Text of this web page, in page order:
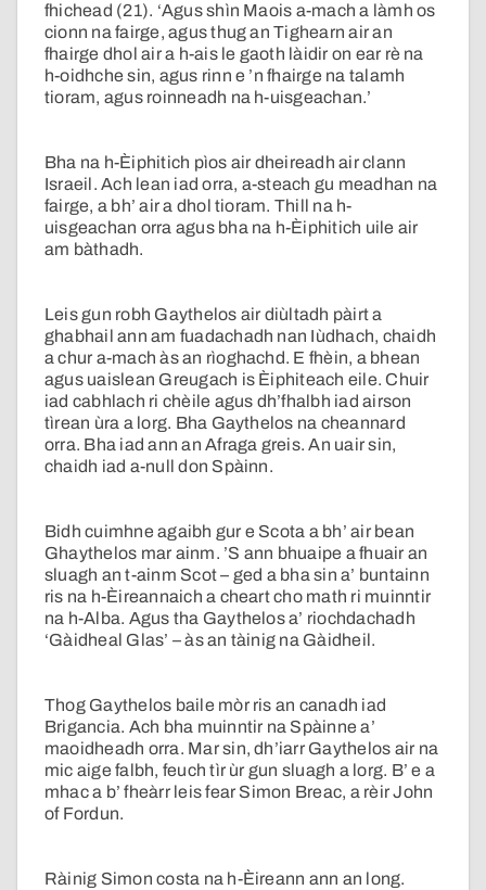
fhichead (21). ‘Agus shìn Maois a-mach a làmh os
cionn na fairge, agus thug an Tighearn air an
fhairge dhol air a h-ais le gaoth làidir on ear rè na
h-oidhche sin, agus rinn e ’n fhairge na talamh
tioram, agus roinneadh na h-uisgeachan.’
Bha na h-Èiphitich pìos air dheireadh air clann
Israeil. Ach lean iad orra, a-steach gu meadhan na
fairge, a bh’ air a dhol tioram. Thill na h-
uisgeachan orra agus bha na h-Èiphitich uile air
am bàthadh.
Leis gun robh Gaythelos air diùltadh pàirt a
ghabhail ann am fuadachadh nan Iùdhach, chaidh
a chur a-mach às an rìoghachd. E fhèin, a bhean
agus uaislean Greugach is Èiphiteach eile. Chuir
iad cabhlach ri chèile agus dh’fhalbh iad airson
tìrean ùra a lorg. Bha Gaythelos na cheannard
orra. Bha iad ann an Afraga greis. An uair sin,
chaidh iad a-null don Spàinn.
Bidh cuimhne agaibh gur e Scota a bh’ air bean
Ghaythelos mar ainm. ’S ann bhuaipe a fhuair an
sluagh an t-ainm Scot – ged a bha sin a’ buntainn
ris na h-Èireannaich a cheart cho math ri muinntir
na h-Alba. Agus tha Gaythelos a’ riochdachadh
‘Gàidheal Glas’ – às an tàinig na Gàidheil.
Thog Gaythelos baile mòr ris an canadh iad
Brigancia. Ach bha muinntir na Spàinne a’
maoidheadh orra. Mar sin, dh’iarr Gaythelos air na
mic aige falbh, feuch tìr ùr gun sluagh a lorg. B’ e a
mhac a b’ fheàrr leis fear Simon Breac, a rèir John
of Fordun.
Ràinig Simon costa na h-Èireann ann an long.